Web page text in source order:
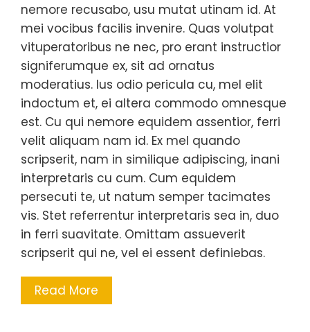
nemore recusabo, usu mutat utinam id. At
mei vocibus facilis invenire. Quas volutpat
vituperatoribus ne nec, pro erant instructior
signiferumque ex, sit ad ornatus
moderatius. Ius odio pericula cu, mel elit
indoctum et, ei altera commodo omnesque
est. Cu qui nemore equidem assentior, ferri
velit aliquam nam id. Ex mel quando
scripserit, nam in similique adipiscing, inani
interpretaris cu cum. Cum equidem
persecuti te, ut natum semper tacimates
vis. Stet referrentur interpretaris sea in, duo
in ferri suavitate. Omittam assueverit
scripserit qui ne, vel ei essent definiebas.
Read More